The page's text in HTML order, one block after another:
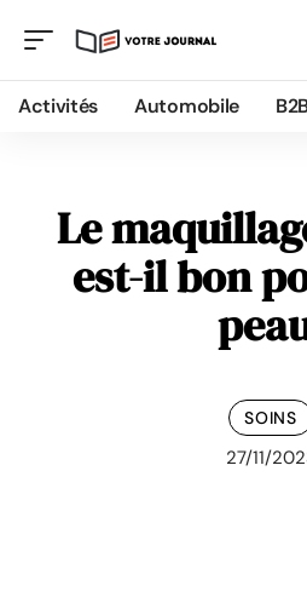
Activités Automobile
Le
est-il bon
SOINS
27/11/